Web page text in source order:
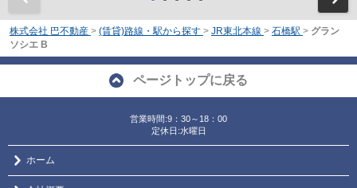
株式会社 巴不動産 > (賃貸)路線・駅から探す > JR東北本線 > 石橋駅 > グラン
ソシエ B
ページトップに戻る
営業時間:9：30～18：00
定休日:水曜日
ホーム